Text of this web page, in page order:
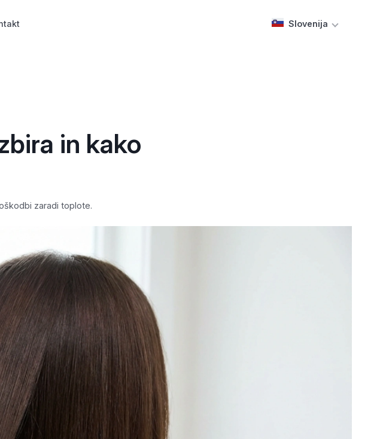
Slovenija
in kako
zaradi toplote.